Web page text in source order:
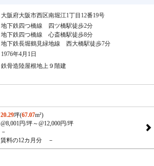
大阪府大阪市西区南堀江1丁目12番19号
地下鉄四つ橋線 四ツ橋駅徒歩2分
地下鉄四つ橋線 心斎橋駅徒歩8分
地下鉄長堀鶴見緑地線 西大橋駅徒歩7分
1976年4月1日
鉄骨造陸屋根地上９階建
20.29坪(67.07m²)
@8,001円/坪～@12,000円/坪
－
賃料の12カ月分 －